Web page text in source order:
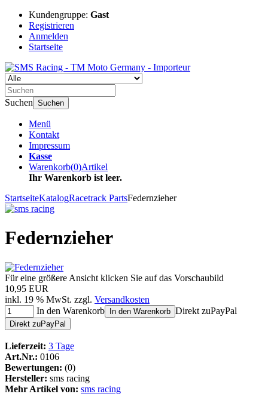
Kundengruppe: Gast
Registrieren
Anmelden
Startseite
Suchen Suchen
Menü
Kontakt
Impressum
Kasse
Warenkorb(0)Artikel
Ihr Warenkorb ist leer.
StartseiteKatalogRacetrack PartsFedernzieher
Federnzieher
Für eine größere Ansicht klicken Sie auf das Vorschaubild
10,95 EUR
inkl. 19 % MwSt. zzgl. Versandkosten
In den Warenkorb
In den Warenkorb Direkt zuPayPal
Direkt zuPayPal
Lieferzeit: 3 Tage
Art.Nr.: 0106
Bewertungen: (0)
Hersteller: sms racing
Mehr Artikel von: sms racing